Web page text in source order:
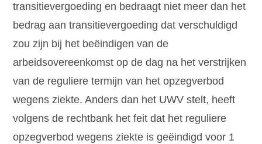
transitievergoeding en bedraagt niet meer dan het
bedrag aan transitievergoeding dat verschuldigd
zou zijn bij het beëindigen van de
arbeidsovereenkomst op de dag na het verstrijken
van de reguliere termijn van het opzegverbod
wegens ziekte. Anders dan het UWV stelt, heeft
volgens de rechtbank het feit dat het reguliere
opzegverbod wegens ziekte is geëindigd voor 1